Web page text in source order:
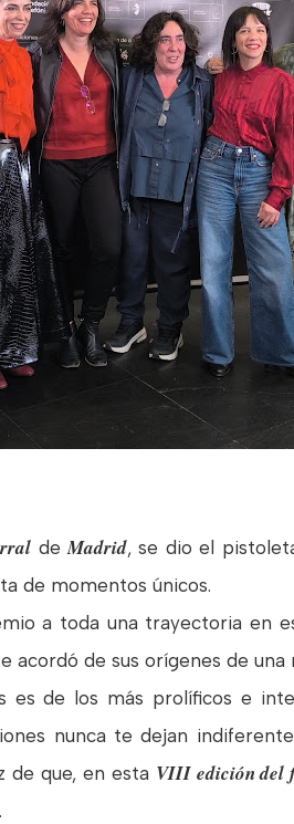
deMadrid, se dio el
de momentos únicos.
a toda una trayectoria en
acordó de sus orígenes de
es de los más prolíficos e
nunca te dejan
de que, en esta VIII edición del